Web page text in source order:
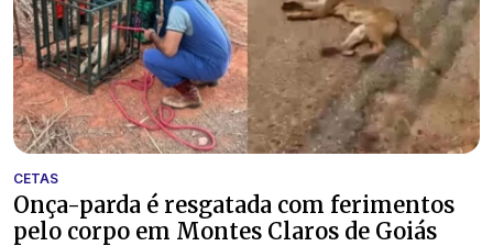
CETAS
Onça-parda é resgatada com ferimentos
pelo corpo em Montes Claros de Goiás